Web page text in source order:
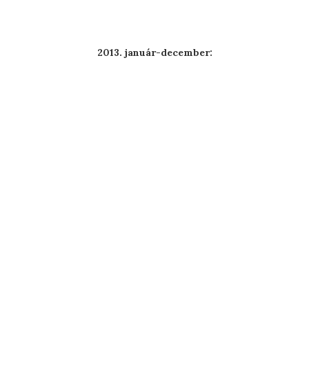
2013. január-december: